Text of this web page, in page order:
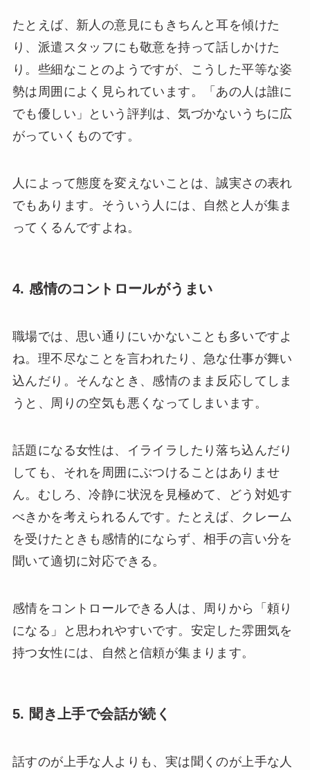
たとえば、新人の意見にもきちんと耳を傾けた
り、派遣スタッフにも敬意を持って話しかけた
り。些細なことのようですが、こうした平等な姿
勢は周囲によく見られています。「あの人は誰に
でも優しい」という評判は、気づかないうちに広
がっていくものです。
人によって態度を変えないことは、誠実さの表れ
でもあります。そういう人には、自然と人が集ま
ってくるんですよね。
4. 感情のコントロールがうまい
職場では、思い通りにいかないことも多いですよ
ね。理不尽なことを言われたり、急な仕事が舞い
込んだり。そんなとき、感情のまま反応してしま
うと、周りの空気も悪くなってしまいます。
話題になる女性は、イライラしたり落ち込んだり
しても、それを周囲にぶつけることはありませ
ん。むしろ、冷静に状況を見極めて、どう対処す
べきかを考えられるんです。たとえば、クレーム
を受けたときも感情的にならず、相手の言い分を
聞いて適切に対応できる。
感情をコントロールできる人は、周りから「頼り
になる」と思われやすいです。安定した雰囲気を
持つ女性には、自然と信頼が集まります。
5. 聞き上手で会話が続く
話すのが上手な人よりも、実は聞くのが上手な人